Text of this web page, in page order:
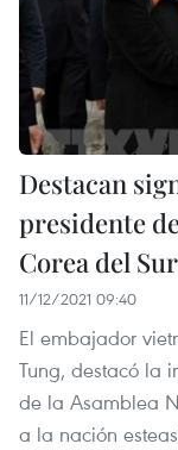
Destacan
presidente
Corea del Sur
11/12/2021 09:40
El embajador
Tung, destacó la
de la Asamblea
a la nación